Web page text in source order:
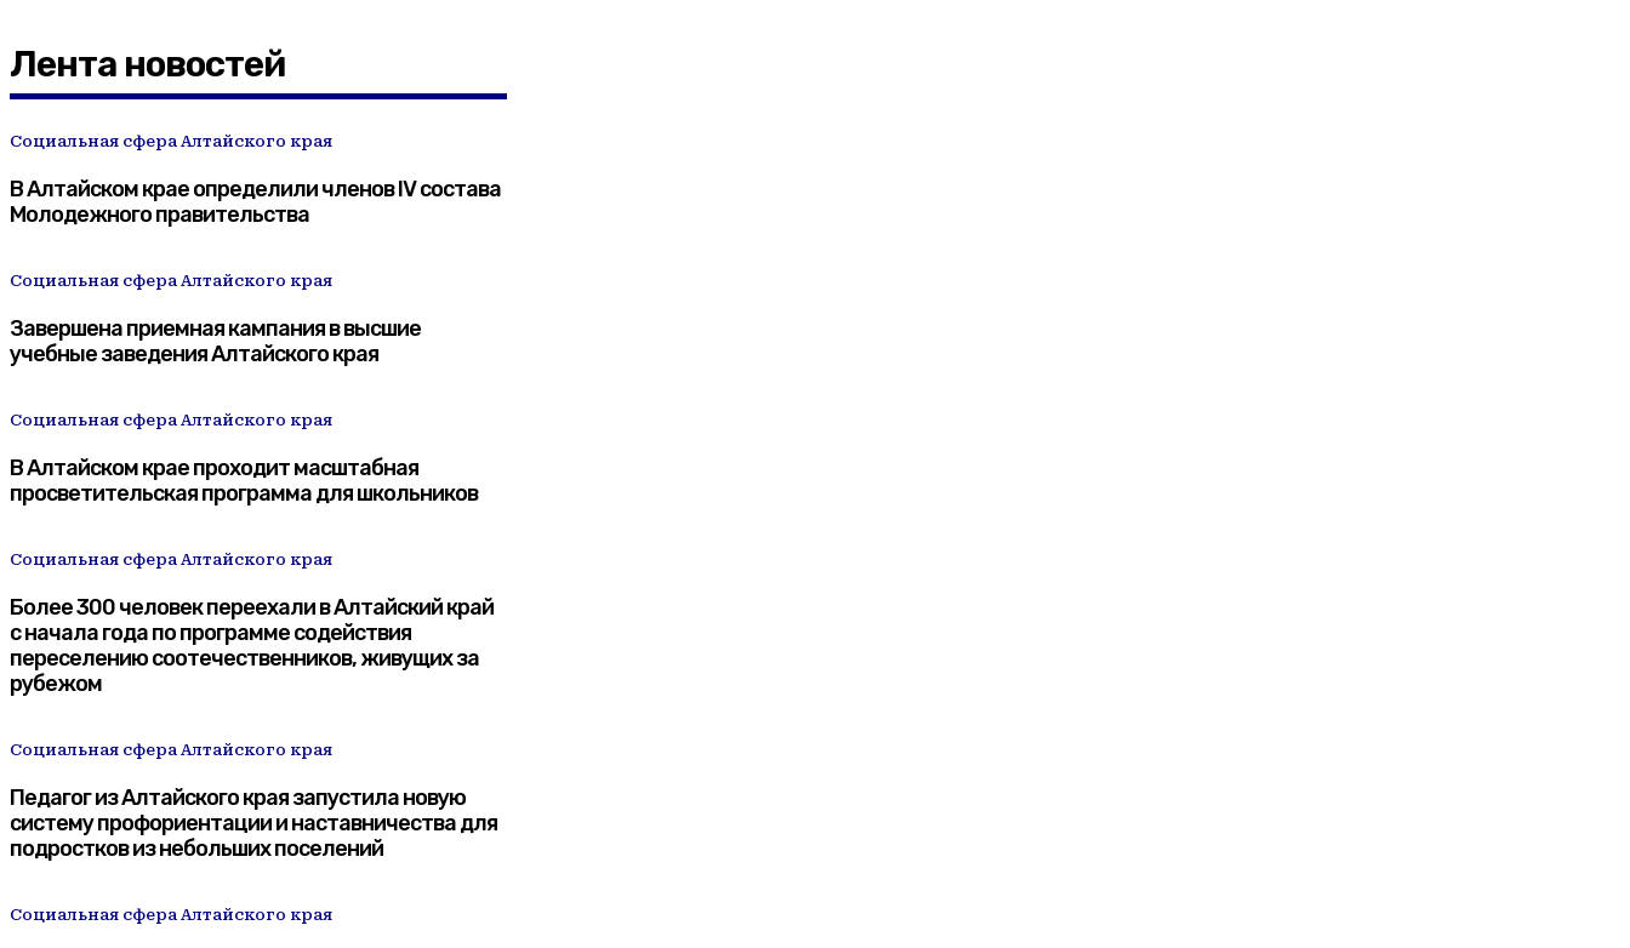
Лента новостей
Социальная сфера Алтайского края
В Алтайском крае определили членов IV состава
Молодежного правительства
Социальная сфера Алтайского края
Завершена приемная кампания в высшие
учебные заведения Алтайского края
Социальная сфера Алтайского края
В Алтайском крае проходит масштабная
просветительская программа для школьников
Социальная сфера Алтайского края
Более 300 человек переехали в Алтайский край
с начала года по программе содействия
переселению соотечественников, живущих за
рубежом
Социальная сфера Алтайского края
Педагог из Алтайского края запустила новую
систему профориентации и наставничества для
подростков из небольших поселений
Социальная сфера Алтайского края